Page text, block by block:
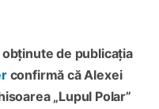
de publicația
confirmă că Alexei
„Lupul Polar”